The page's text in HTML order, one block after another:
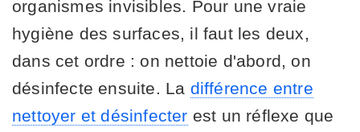
organismes invisibles. Pour une vraie
hygiène des surfaces, il faut les deux,
dans cet ordre : on nettoie d'abord, on
désinfecte ensuite. La différence entre
nettoyer et désinfecter est un réflexe que